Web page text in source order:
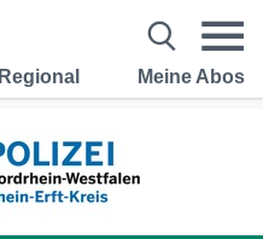
Regional Meine Abos